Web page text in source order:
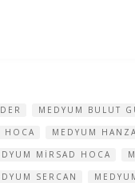
MEDYUM BULUT
HOCA
MEDYUM
MIRSAD HOCA
SERCAN